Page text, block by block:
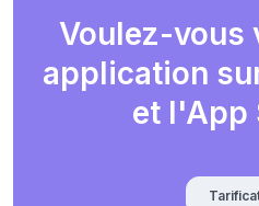
Voulez-vous
application
et l'App